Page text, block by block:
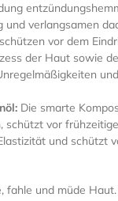
verlangsamen
vor dem
der Haut sowie
Die smarte
vor
und schützt
fahle und müde Haut.